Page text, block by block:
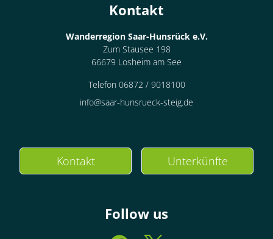
Kontakt
Wanderregion Saar-Hunsrück e.V.
Zum Stausee 198
66679 Losheim am See
Telefon 06872 / 9018100
info@saar-hunsrueck-steig.de
Kontakt Unterkünfte
Follow us